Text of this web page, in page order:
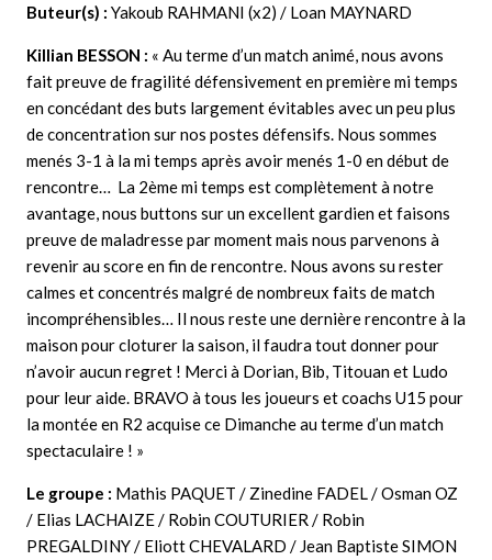
Buteur(s) : Yakoub RAHMANI (x2) / Loan MAYNARD
Killian BESSON : « Au terme d’un match animé, nous avons
fait preuve de fragilité défensivement en première mi temps
en concédant des buts largement évitables avec un peu plus
de concentration sur nos postes défensifs. Nous sommes
menés 3-1 à la mi temps après avoir menés 1-0 en début de
rencontre… La 2ème mi temps est complètement à notre
avantage, nous buttons sur un excellent gardien et faisons
preuve de maladresse par moment mais nous parvenons à
revenir au score en fin de rencontre. Nous avons su rester
calmes et concentrés malgré de nombreux faits de match
incompréhensibles… Il nous reste une dernière rencontre à la
maison pour cloturer la saison, il faudra tout donner pour
n’avoir aucun regret ! Merci à Dorian, Bib, Titouan et Ludo
pour leur aide. BRAVO à tous les joueurs et coachs U15 pour
la montée en R2 acquise ce Dimanche au terme d’un match
spectaculaire ! »
Le groupe : Mathis PAQUET / Zinedine FADEL / Osman OZ
/ Elias LACHAIZE / Robin COUTURIER / Robin
PREGALDINY / Eliott CHEVALARD / Jean Baptiste SIMON